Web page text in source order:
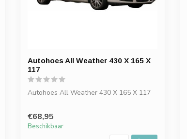
Autohoes All Weather 430 X 165 X
117
Autohoes All Weather 430 X 165 X 117
€68,95
Beschikbaar